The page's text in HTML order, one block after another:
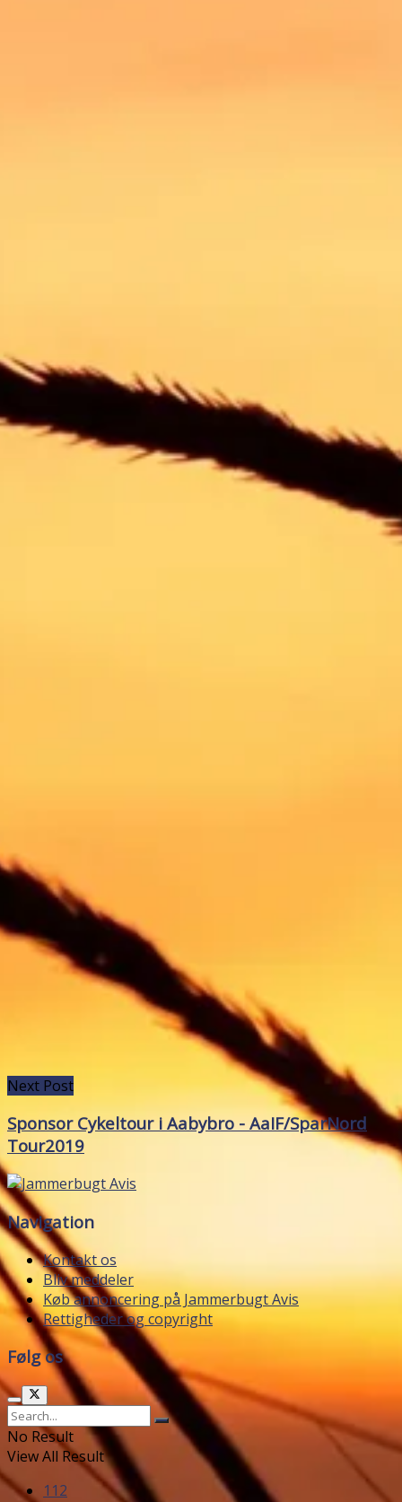
Next Post
Sponsor Cykeltour i Aabybro - AaIF/SparNord
Tour2019
Navigation
Kontakt os
Bliv meddeler
Køb annoncering på Jammerbugt Avis
Rettigheder og copyright
Følg os
No Result
View All Result
112